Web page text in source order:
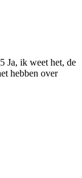
Ja, ik weet het, de
hebben over